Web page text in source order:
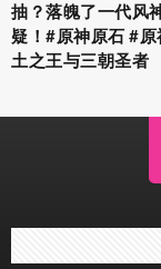
抽？落魄了一代风
疑！#原神原石 #
土之王与三朝圣者